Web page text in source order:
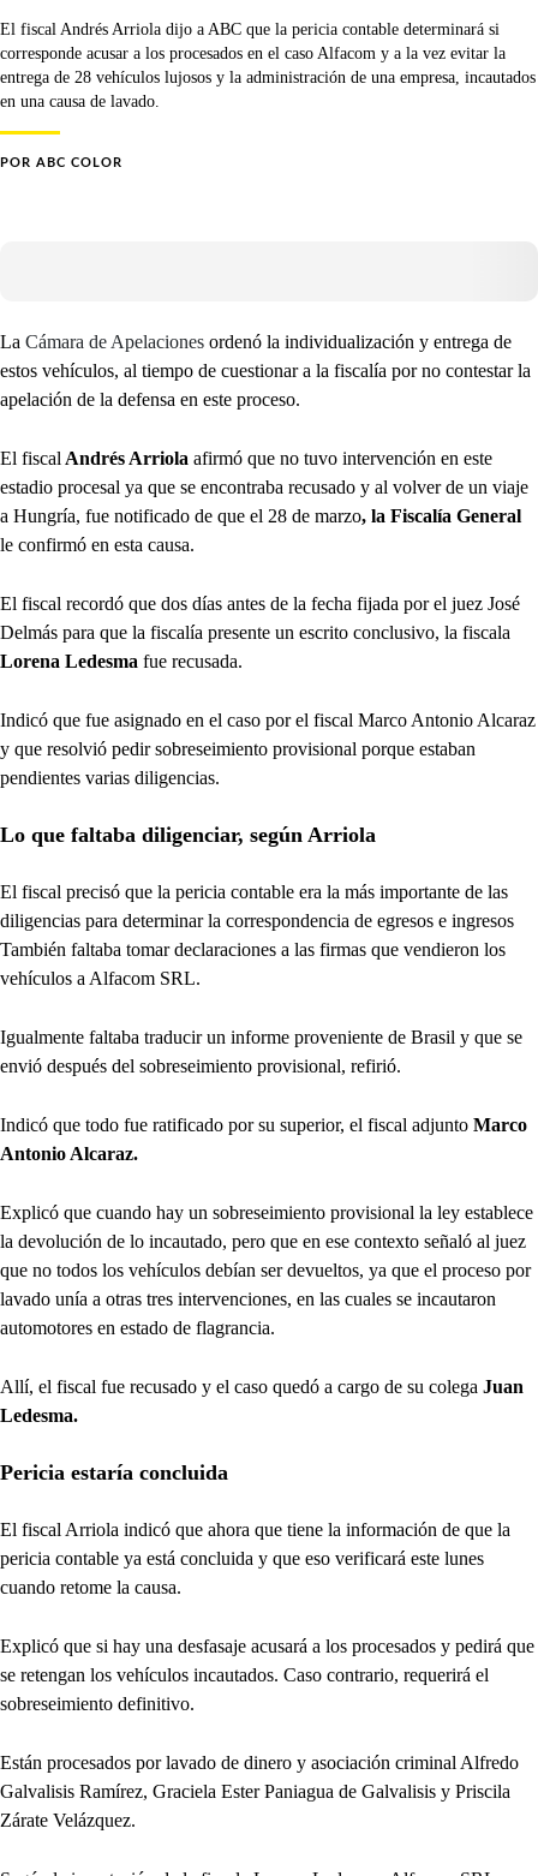
El fiscal Andrés Arriola dijo a ABC que la pericia contable determinará si
corresponde acusar a los procesados en el caso Alfacom y a la vez evitar la
entrega de 28 vehículos lujosos y la administración de una empresa, incautados
en una causa de lavado.
POR ABC COLOR
La Cámara de Apelaciones ordenó la individualización y entrega de
estos vehículos, al tiempo de cuestionar a la fiscalía por no contestar la
apelación de la defensa en este proceso.
El fiscal Andrés Arriola afirmó que no tuvo intervención en este
estadio procesal ya que se encontraba recusado y al volver de un viaje
a Hungría, fue notificado de que el 28 de marzo, la Fiscalía General
le confirmó en esta causa.
El fiscal recordó que dos días antes de la fecha fijada por el juez José
Delmás para que la fiscalía presente un escrito conclusivo, la fiscala
Lorena Ledesma fue recusada.
Indicó que fue asignado en el caso por el fiscal Marco Antonio Alcaraz
y que resolvió pedir sobreseimiento provisional porque estaban
pendientes varias diligencias.
Lo que faltaba diligenciar, según Arriola
El fiscal precisó que la pericia contable era la más importante de las
diligencias para determinar la correspondencia de egresos e ingresos
También faltaba tomar declaraciones a las firmas que vendieron los
vehículos a Alfacom SRL.
Igualmente faltaba traducir un informe proveniente de Brasil y que se
envió después del sobreseimiento provisional, refirió.
Indicó que todo fue ratificado por su superior, el fiscal adjunto Marco
Antonio Alcaraz.
Explicó que cuando hay un sobreseimiento provisional la ley establece
la devolución de lo incautado, pero que en ese contexto señaló al juez
que no todos los vehículos debían ser devueltos, ya que el proceso por
lavado unía a otras tres intervenciones, en las cuales se incautaron
automotores en estado de flagrancia.
Allí, el fiscal fue recusado y el caso quedó a cargo de su colega Juan
Ledesma.
Pericia estaría concluida
El fiscal Arriola indicó que ahora que tiene la información de que la
pericia contable ya está concluida y que eso verificará este lunes
cuando retome la causa.
Explicó que si hay una desfasaje acusará a los procesados y pedirá que
se retengan los vehículos incautados. Caso contrario, requerirá el
sobreseimiento definitivo.
Están procesados por lavado de dinero y asociación criminal Alfredo
Galvalisis Ramírez, Graciela Ester Paniagua de Galvalisis y Priscila
Zárate Velázquez.